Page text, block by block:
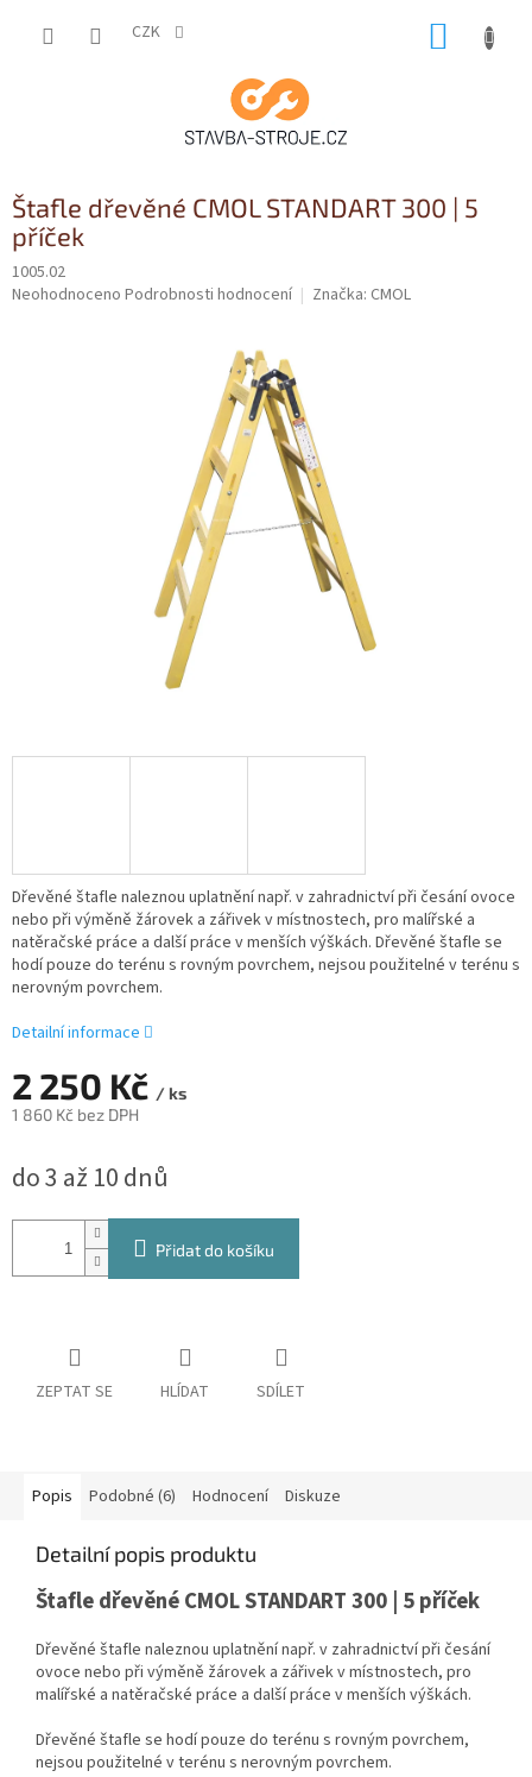
CZK
Štafle dřevěné CMOL STANDART 300 | 5
příček
1005.02
Průměrné
Neohodnoceno Podrobnosti hodnocení Značka: CMOL
2 250 Kč / ks
1 860 Kč bez DPH
cena:
do 3 až 10 dnů
Přidat do košíku
Dřevěné štafle naleznou uplatnění např. v zahradnictví při česání ovoce
nebo při výměně žárovek a zářivek v místnostech, pro malířské a
natěračské práce a další práce v menších výškách. Dřevěné štafle se
hodí pouze do terénu s rovným povrchem, nejsou použitelné v terénu s
nerovným povrchem.
Detailní informace
ZEPTAT SE HLÍDAT SDÍLET
Popis Podobné (6) Hodnocení Diskuze
Detailní popis produktu
Štafle dřevěné CMOL STANDART 300 | 5 příček
Dřevěné štafle naleznou uplatnění např. v zahradnictví při česání
ovoce nebo při výměně žárovek a zářivek v místnostech, pro
malířské a natěračské práce a další práce v menších výškách.
Dřevěné štafle se hodí pouze do terénu s rovným povrchem,
nejsou použitelné v terénu s nerovným povrchem.